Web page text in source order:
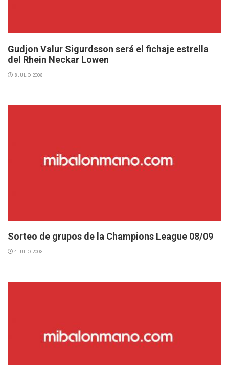
Gudjon Valur Sigurdsson será el fichaje estrella
del Rhein Neckar Lowen
8 JULIO 2008
Sorteo de grupos de la Champions League 08/09
4 JULIO 2008